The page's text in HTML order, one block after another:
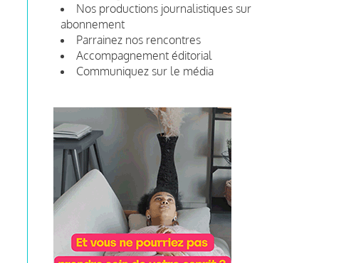
Nos productions journalistiques sur
abonnement
Parrainez nos rencontres
Accompagnement éditorial
Communiquez sur le média